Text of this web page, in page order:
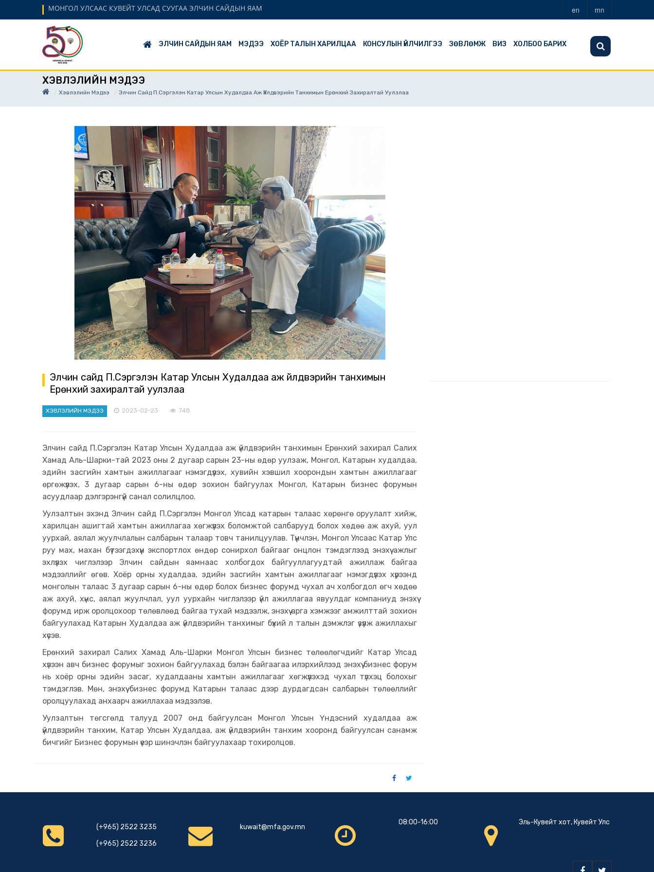
МОНГОЛ УЛСААС КУВЕЙТ УЛСАД СУУГАА ЭЛЧИН САЙДЫН ЯАМ en mn
ЭЛЧИН САЙДЫН ЯАМ МЭДЭЭ ХОЁР ТАЛЫН ХАРИЛЦАА КОНСУЛЫН ҮЙЛЧИЛГЭЭ ЗӨВЛӨМЖ ВИЗ ХОЛБОО БАРИХ
ХЭВЛЭЛИЙН МЭДЭЭ
Хэвлэлийн Мэдээ Элчин Сайд П.Сэргэлэн Катар Улсын Худалдаа Аж Үйлдвэрийн Танхимын Ерөнхий Захиралтай Уулзлаа
Элчин сайд П.Сэргэлэн Катар Улсын Худалдаа аж үйлдвэрийн танхимын
Ерөнхий захиралтай уулзлаа
ХЭВЛЭЛИЙН МЭДЭЭ 2023-02-23 748
Элчин сайд П.Сэргэлэн Катар Улсын Худалдаа аж үйлдвэрийн танхимын Ерөнхий захирал Салих
Хамад Аль-Шарки-тай 2023 оны 2 дугаар сарын 23-ны өдөр уулзаж, Монгол, Катарын худалдаа,
эдийн засгийн хамтын ажиллагааг нэмэгдүүлэх, хувийн хэвшил хоорондын хамтын ажиллагааг
өргөжүүлэх, 3 дугаар сарын 6-ны өдөр зохион байгуулах Монгол, Катарын бизнес форумын
асуудлаар дэлгэрэнгүй санал солилцлоо.
Уулзалтын эхэнд Элчин сайд П.Сэргэлэн Монгол Улсад катарын талаас хөрөнгө оруулалт хийж,
харилцан ашигтай хамтын ажиллагаа хөгжүүлэх боломжтой салбарууд болох хөдөө аж ахуй, уул
уурхай, аялал жуулчлалын салбарын талаар товч танилцуулав. Түүнчлэн, Монгол Улсаас Катар Улс
руу мах, махан бүтээгдэхүүн экспортлох өндөр сонирхол байгааг онцлон тэмдэглээд энэхүү ажлыг
эхлүүлэх чиглэлээр Элчин сайдын яамнаас холбогдох байгууллагуудтай ажиллаж байгаа
мэдээллийг өгөв. Хоёр орны худалдаа, эдийн засгийн хамтын ажиллагааг нэмэгдүүлэх хүрээнд
монголын талаас 3 дугаар сарын 6-ны өдөр болох бизнес форумд чухал ач холбогдол өгч хөдөө
аж ахуй, хүнс, аялал жуулчлал, уул уурхайн чиглэлээр үйл ажиллагаа явуулдаг компаниуд энэхүү
форумд ирж оролцохоор төлөвлөөд байгаа тухай мэдээлж, энэхүү арга хэмжээг амжилттай зохион
байгуулахад Катарын Худалдаа аж үйлдвэрийн танхимыг бүхий л талын дэмжлэг үзүүлж ажиллахыг
хүсэв.
Ерөнхий захирал Салих Хамад Аль-Шарки Монгол Улсын бизнес төлөөлөгчдийг Катар Улсад
хүлээн авч бизнес форумыг зохион байгуулахад бэлэн байгаагаа илэрхийлээд энэхүү бизнес форум
нь хоёр орны эдийн засаг, худалдааны хамтын ажиллагааг хөгжүүлэхэд чухал түлхэц болохыг
тэмдэглэв. Мөн, энэхүү бизнес форумд Катарын талаас дээр дурдагдсан салбарын төлөөллийг
оролцуулахад анхаарч ажиллахаа мэдээлэв.
Уулзалтын төгсгөлд талууд 2007 онд байгуулсан Монгол Улсын Үндэсний худалдаа аж
үйлдвэрийн танхим, Катар Улсын Худалдаа, аж үйлдвэрийн танхим хооронд байгуулсан санамж
бичгийг Бизнес форумын үеэр шинэчлэн байгуулахаар тохиролцов.
(+965) 2522 3235
(+965) 2522 3236
kuwait@mfa.gov.mn
08:00-16:00 Эль-Кувейт хот, Кувейт Улс